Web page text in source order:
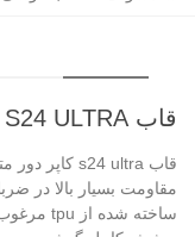
قاب S24 ULTRA کاپر دور متال
قاب s24 ultra کاپر دور متال
مقاومت بسیار بالا در
ساخته شده از tpu مرغوب نیمه منعطف